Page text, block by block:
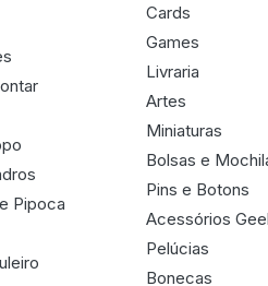
Pipoca
Cards
Games
Livraria
Artes
Miniaturas
Bolsas e
Pins e Botons
Acessórios
Pelúcias
Bonecas